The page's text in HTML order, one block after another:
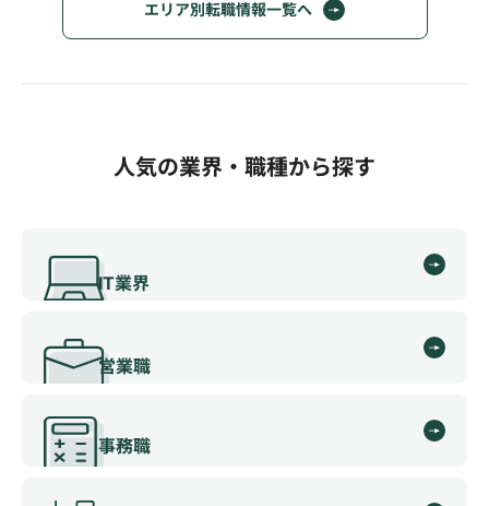
エリア別転職情報一覧へ
人気の業界・職種から探す
IT業界
営業職
事務職